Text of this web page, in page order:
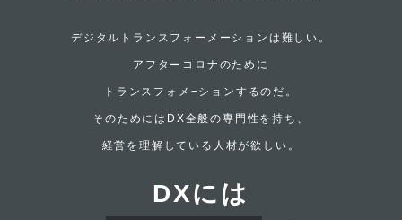
デジタルトランスフォーメーションは難しい。
アフターコロナのために
トランスフォメ−ションするのだ。
そのためにはDX全般の専門性を持ち、
経営を理解している人材が欲しい。
DXには